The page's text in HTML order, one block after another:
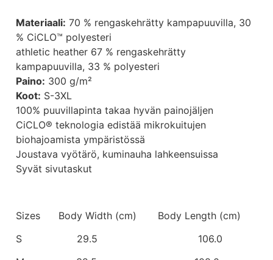
Materiaali: 70 % rengaskehrätty kampapuuvilla, 30
% CiCLO™ polyesteri
athletic heather 67 % rengaskehrätty
kampapuuvilla, 33 % polyesteri
Paino: 300 g/m²
Koot: S-3XL
100% puuvillapinta takaa hyvän painojäljen
CiCLO® teknologia edistää mikrokuitujen
biohajoamista ympäristössä
Joustava vyötärö, kuminauha lahkeensuissa
Syvät sivutaskut
Sizes Body Width (cm) Body Length (cm)
S 29.5 106.0